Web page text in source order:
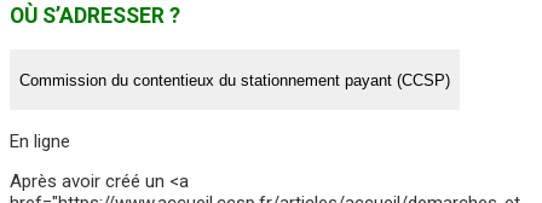
OÙ S’ADRESSER ?
Commission du contentieux du stationnement payant (CCSP)
En ligne
Après avoir créé un <a